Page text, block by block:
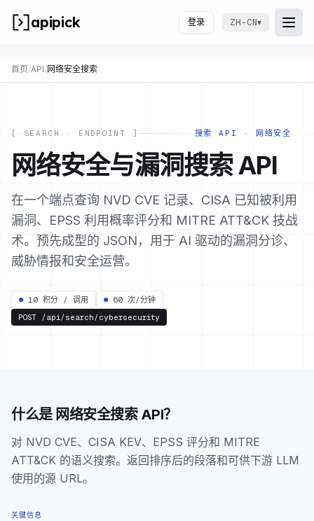
apipick 登录 ZH-CN▾
打开
首页/API/网络安全搜索
[ SEARCH · ENDPOINT ] 搜索 API · 网络安全
网络安全与漏洞搜索 API
在一个端点查询 NVD CVE 记录、CISA 已知被利用
漏洞、EPSS 利用概率评分和 MITRE ATT&CK 技战
术。预先成型的 JSON，用于 AI 驱动的漏洞分诊、
威胁情报和安全运营。
● 10 积分 / 调用 ● 60 次/分钟
POST /api/search/cybersecurity
什么是 网络安全搜索 API？
对 NVD CVE、CISA KEV、EPSS 评分和 MITRE
ATT&CK 的语义搜索。返回排序后的段落和可供下游 LLM
使用的源 URL。
关键信息